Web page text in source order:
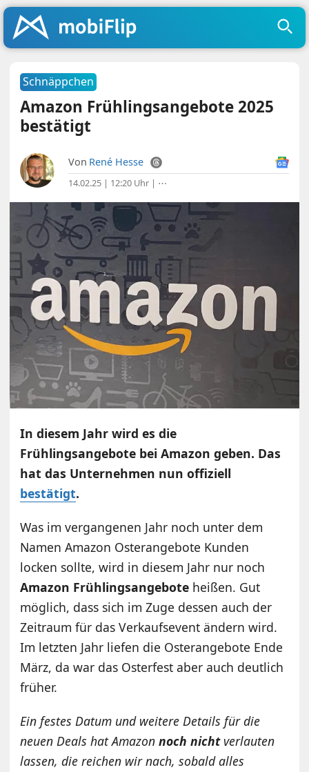
Schnäppchen
Amazon Frühlingsangebote 2025
bestätigt
Von René Hesse
14.02.25 | 12:20 Uhr | ⋯
In diesem Jahr wird es die
Frühlingsangebote bei Amazon geben. Das
hat das Unternehmen nun offiziell
bestätigt.
Was im vergangenen Jahr noch unter dem
Namen Amazon Osterangebote Kunden
locken sollte, wird in diesem Jahr nur noch
Amazon Frühlingsangebote heißen. Gut
möglich, dass sich im Zuge dessen auch der
Zeitraum für das Verkaufsevent ändern wird.
Im letzten Jahr liefen die Osterangebote Ende
März, da war das Osterfest aber auch deutlich
früher.
Ein festes Datum und weitere Details für die
neuen Deals hat Amazonnoch nichtverlauten
lassen, die reichen wir nach, sobald alles